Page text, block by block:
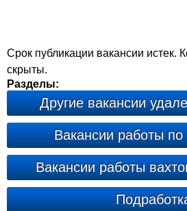
Срок публикации вакансии истек.
скрыты.
Разделы:
Другие вакансии
Вакансии работы
Вакансии работы